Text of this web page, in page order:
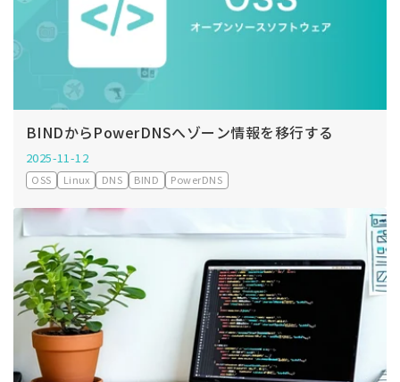
BINDからPowerDNSへゾーン情報を移行する
2025-11-12
OSS Linux DNS BIND PowerDNS